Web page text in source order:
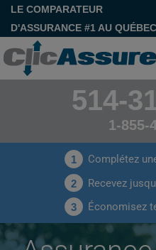
LE COMPARATEUR
D'ASSURANCE #1 AU QUÉBEC
514-
1-855-
1 Complétez
2 Recevez
3 Économisez